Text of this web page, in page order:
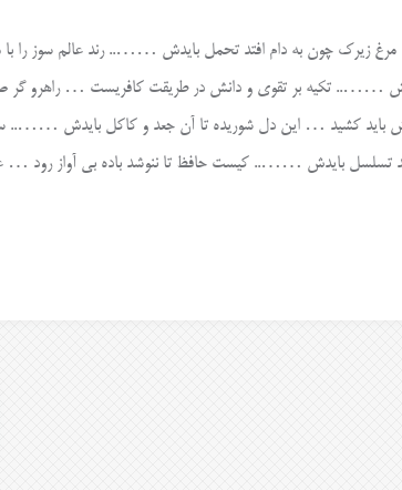
مرغ زیرک چون به دام افتد تحمل بایدش …….. رند عالم سوز را
…….. تکیه بر تقوی و دانش در طریقت کافریست … راهرو گر
باید کشید … این دل شوریده تا آن جعد و کاکل بایدش ……..
تسلسل بایدش …….. کیست حافظ تا ننوشد باده بی آواز رود